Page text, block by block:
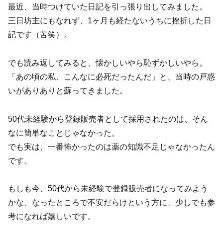
最近、当時つけていた日記を引っ張り出してみました。
三日坊主にもなれず、1ヶ月も経たないうちに挫折した日
記です（苦笑）。
でも読み返してみると、懐かしいやら恥ずかしいやら。
「あの頃の私、こんなに必死だったんだ」と、当時の戸惑
いがありありと蘇ってきました。
50代未経験から登録販売者として採用されたのは、そん
なに簡単なことじゃなかった。
でも実は、一番怖かったのは薬の知識不足じゃなかったん
です。
もしも今、50代から未経験で登録販売者になってみよう
かな、なったところで不安だらけという方に、少しでも参
考になれば嬉しいです。